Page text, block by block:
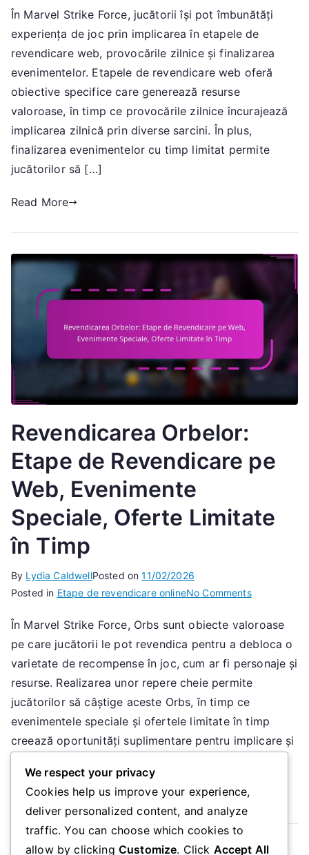
resurselor:
Etape
de
revendicare
Provocări
zilnice,
Finalizarea
În Marvel Strike Force, jucătorii își pot îmbunătăți
experiența de joc prin implicarea în etapele de
revendicare web, provocările zilnice și finalizarea
evenimentelor. Etapele de revendicare web oferă
obiective specifice care generează resurse
valoroase, în timp ce provocările zilnice încurajează
implicarea zilnică prin diverse sarcini. În plus,
finalizarea evenimentelor cu timp limitat permite
jucătorilor să […]
Read More
Revendicarea Orbelor:
Etape de Revendicare pe
Web, Evenimente
Speciale, Oferte Limitate
în Timp
By Lydia CaldwellPosted on11/02/2026
Posted in Etape de revendicare onlineNo Commentson
Orbelor:
Etape
de
Revendicare
Evenimente
Speciale,
În Marvel Strike Force, Orbs sunt obiecte valoroase
pe care jucătorii le pot revendica pentru a debloca o
varietate de recompense în joc, cum ar fi personaje și
resurse. Realizarea unor repere cheie permite
jucătorilor să câștige aceste Orbs, în timp ce
evenimentele speciale și ofertele limitate în timp
creează oportunități suplimentare pentru implicare și
Read More
Read more
We respect your privacy
Cookies help us improve your experience,
deliver personalized content, and analyze
traffic. You can choose which cookies to
allow by clicking Customize. Click Accept All